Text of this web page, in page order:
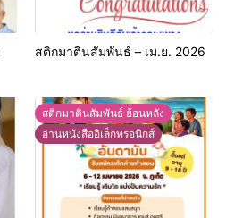
สติกมาตินสัมพันธ์ – เม.ย. 2026
สติกมาตินสัมพันธ์ ย้อนหลัง
อ่านหนังสืออิเล็กทรอนิกส์